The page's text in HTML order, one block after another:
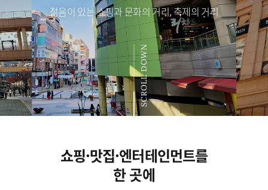
젊음이 있는 쇼핑과 문화의 거리, 축제의 거리
SCROLL DOWN
쇼핑·맛집·엔터테인먼트를
한 곳에